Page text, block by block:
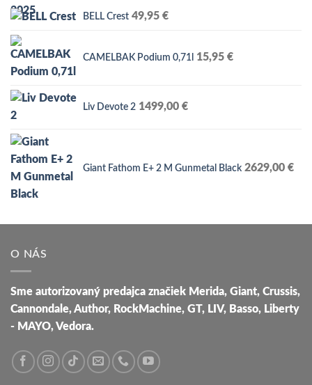
BELL Crest 49,95 €
CAMELBAK Podium 0,71l 15,95 €
Liv Devote 2 1499,00 €
Giant Fathom E+ 2 M Gunmetal Black 2629,00 €
O NÁS
Sme autorizovaný predajca značiek Merida, Giant, Crussis,
Cannondale, Author, RockMachine, GT, LIV, Basso, Liberty
- MAYO, Vedora.